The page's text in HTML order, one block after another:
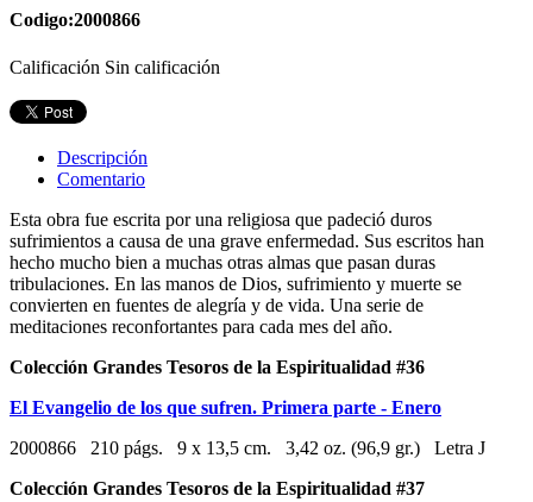
Codigo:2000866
Calificación Sin calificación
Descripción
Comentario
Esta obra fue escrita por una religiosa que padeció duros
sufrimientos a causa de una grave enfermedad. Sus escritos han
hecho mucho bien a muchas otras almas que pasan duras
tribulaciones. En las manos de Dios, sufrimiento y muerte se
convierten en fuentes de alegría y de vida. Una serie de
meditaciones reconfortantes para cada mes del año.
Colección Grandes Tesoros de la Espiritualidad #36
El Evangelio de los que sufren. Primera parte - Enero
2000866 210 págs. 9 x 13,5 cm. 3,42 oz. (96,9 gr.) Letra J
Colección Grandes Tesoros de la Espiritualidad #37